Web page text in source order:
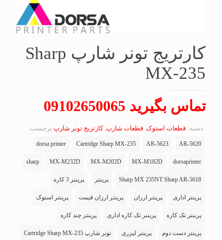
کارتریج تونر شارپ Sharp
MX-235
تماس بگیرید 09102650065
دسته: قطعات استوک, قطعات شارپ,کارتریج تونر شارپ برچسب:
AR-5620
AR-5623
Cartridge Sharp MX-235
dorsa printer
dorsaprinter
MX-M182D
MX-M202D
MX-M232D
sharp
Sharp MX 235NT Sharp AR-5618 پرینتر پرینتر 3 کاره
پرینتر اداری پرینتر ارزان پرینتر ارزان قیمت پرینتر استوک
پرینتر تک کاره پرینتر تک کاره اداری پرینتر چند کاره
پرینتر دست دوم پرینتر لیزری تونر شارپ Cartridge Sharp MX-235